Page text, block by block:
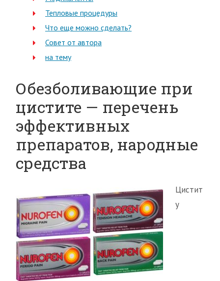
Тепловые процедуры
Что еще можно сделать?
Совет от автора
на тему
Обезболивающие при
цистите — перечень
эффективных
препаратов, народные
средства
Цистит
у